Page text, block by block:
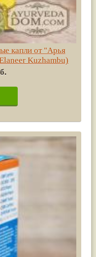
капли от "Арья
Kuzhambu)